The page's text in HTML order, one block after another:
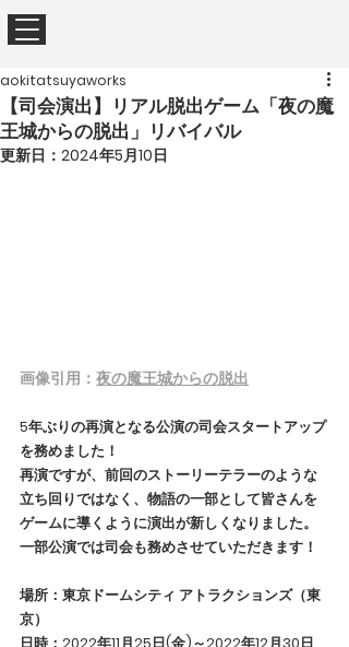
【司会演出】リアル脱出ゲーム「夜の魔
王城からの脱出」リバイバル
aokitatsuyaworks
更新日： 2024年5月10日
画像引用： 夜の魔王城からの脱出
5年ぶりの再演となる公演の司会スタートアップ
を務めました！
再演ですが、前回のストーリーテラーのような
立ち回りではなく、物語の一部として皆さんを
ゲームに導くように演出が新しくなりました。
一部公演では司会も務めさせていただきます！
場所：東京ドームシティ アトラクションズ（東
京）